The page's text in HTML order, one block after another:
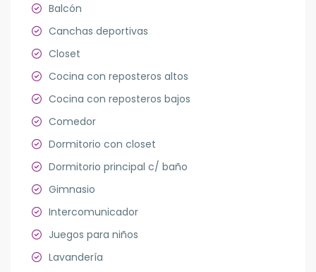
Balcón
Canchas deportivas
Closet
Cocina con reposteros altos
Cocina con reposteros bajos
Comedor
Dormitorio con closet
Dormitorio principal c/ baño
Gimnasio
Intercomunicador
Juegos para niños
Lavandería